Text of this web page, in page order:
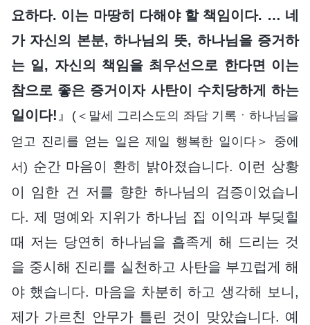
요하다. 이는 마땅히 다해야 할 책임이다. … 네
가 자신의 본분, 하나님의 뜻, 하나님을 증거하
는 일, 자신의 책임을 최우선으로 한다면 이는
참으로 좋은 증거이자 사탄이 수치당하게 하는
일이다! 』
(＜말세 그리스도의 좌담 기록ㆍ하나님을
얻고 진리를 얻는 일은 제일 행복한 일이다＞ 중에
서) 순간 마음이 환히 밝아졌습니다. 이런 상황
이 임한 건 저를 향한 하나님의 검증이었습니
다. 제 명예와 지위가 하나님 집 이익과 부딪힐
때 저는 당연히 하나님을 흡족게 해 드리는 것
을 중시해 진리를 실천하고 사탄을 부끄럽게 해
야 했습니다. 마음을 차분히 하고 생각해 보니,
제가 가르친 안무가 틀린 것이 맞았습니다. 예